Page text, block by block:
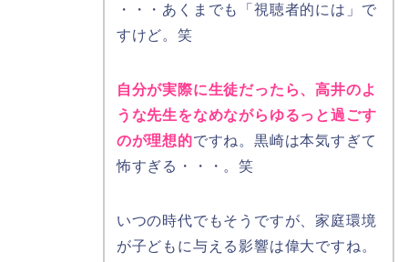
・・・あくまでも「視聴者的には」で
すけど。笑
自分が実際に生徒だったら、高井のよ
うな先生をなめながらゆるっと過ごす
のが理想的ですね。黒崎は本気すぎて
怖すぎる・・・。笑
いつの時代でもそうですが、家庭環境
が子どもに与える影響は偉大ですね。